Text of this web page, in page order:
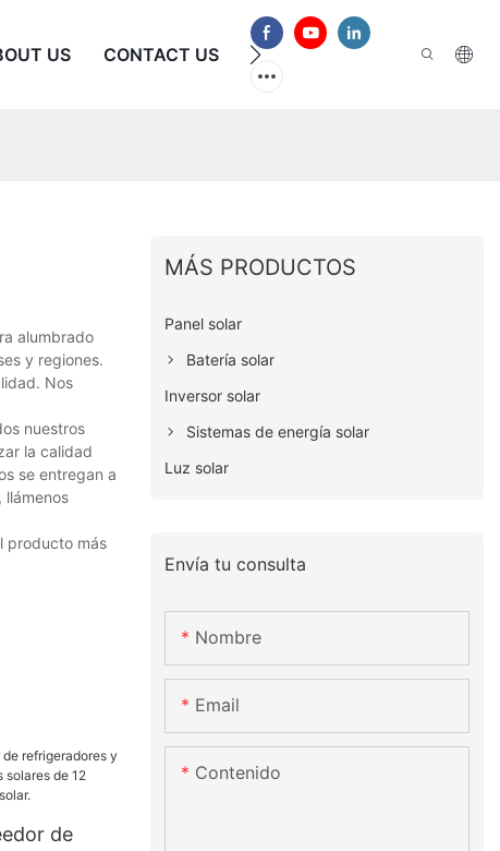
US CONTACT US PREGUNTAS FRECUENTES
alumbrado
y regiones.
Nos
nuestros
la calidad
se entregan a
llámenos
producto más
de
MÁS PRODUCTOS
Panel solar
Batería solar
Inversor solar
Sistemas de energía solar
Luz solar
Envía tu consulta
Nombre
Email
Contenido